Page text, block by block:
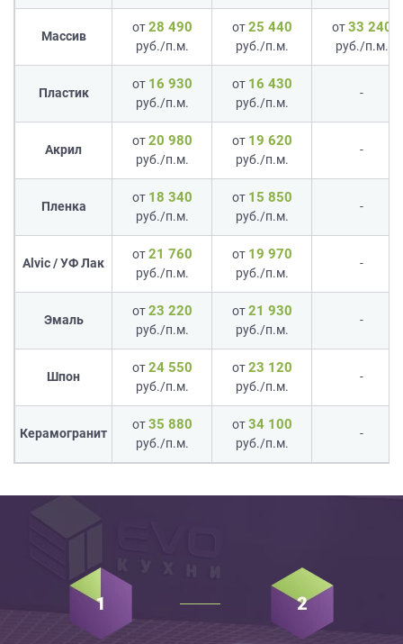
Массив
от28 490
руб./п.м.
от25 440
руб./п.м.
от33 240
руб./п.м.
Пластик
от 16 930
руб./п.м.
от 16 430
руб./п.м.
-
Акрил
от20 980
руб./п.м.
от 19 620
руб./п.м.
-
Пленка
от 18 340
руб./п.м.
от 15 850
руб./п.м.
-
Alvic / УФ Лак
от21 760
руб./п.м.
от 19 970
руб./п.м.
-
Эмаль
от23 220
руб./п.м.
от21 930
руб./п.м.
-
Шпон
от24 550
руб./п.м.
от23 120
руб./п.м.
-
Керамогранит
от35 880
руб./п.м.
от34 100
руб./п.м.
-